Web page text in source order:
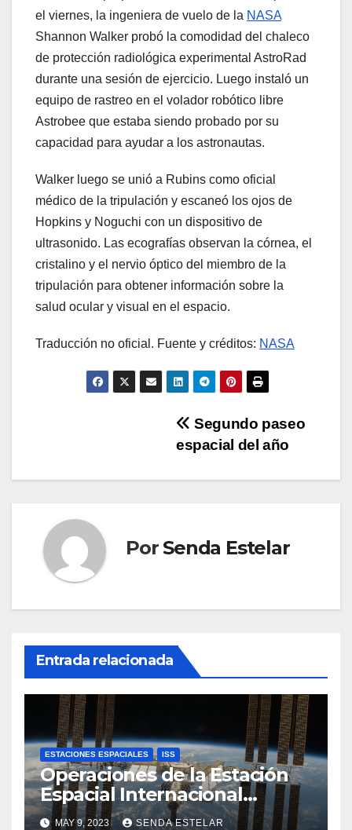
el viernes, la ingeniera de vuelo de la NASA
Shannon Walker probó la comodidad del chaleco
de protección radiológica experimental AstroRad
durante una sesión de ejercicio. Luego instaló un
equipo de rastreo en el volador robótico libre
Astrobee que estaba siendo probado por su
capacidad para ayudar a los astronautas.
Walker luego se unió a Rubins como oficial
médico de la tripulación y escaneó los ojos de
Hopkins y Noguchi con un dispositivo de
ultrasonido. Las ecografías observan la córnea, el
cristalino y el nervio óptico del miembro de la
tripulación para obtener información sobre la
salud ocular y visual en el espacio.
Traducción no oficial. Fuente y créditos: NASA
Segundo paseo
espacial del año
Por Senda Estelar
Entrada relacionada
ESTACIONES ESPACIALES ISS
Operaciones de la Estación
Espacial Internacional
prorogadas hasta 2030
MAY 9, 2023 SENDA ESTELAR